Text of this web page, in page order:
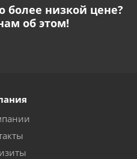
более низкой цене?
об этом!